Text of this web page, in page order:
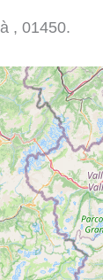
, 01450.